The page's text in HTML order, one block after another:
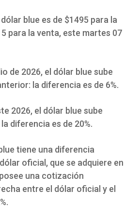
blue es de $1495 para la
para la venta, este martes 07
de 2026, el dólar blue sube
la diferencia es de 6%.
2026, el dólar blue sube
diferencia es de 20%.
tiene una diferencia
oficial, que se adquiere en
una cotización
entre el dólar oficial y el